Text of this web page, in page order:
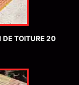
DE TOITURE 20